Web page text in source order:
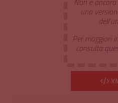
una
Per maggiori
consulta